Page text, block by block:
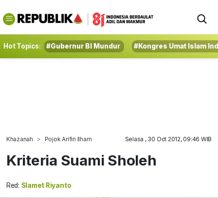
Hot Topics: #Gubernur BI Mundur #Kongres Umat Islam
Khazanah Pojok Arifin Ilham Selasa , 30 Oct 2012, 09:46 WIB
Kriteria Suami Sholeh
Red: Slamet Riyanto